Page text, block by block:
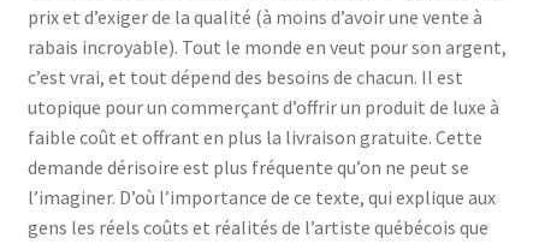
prix et d’exiger de la qualité (à moins d’avoir une vente à
rabais incroyable). Tout le monde en veut pour son argent,
c’est vrai, et tout dépend des besoins de chacun. Il est
utopique pour un commerçant d’offrir un produit de luxe à
faible coût et offrant en plus la livraison gratuite. Cette
demande dérisoire est plus fréquente qu’on ne peut se
l’imaginer. D’où l’importance de ce texte, qui explique aux
gens les réels coûts et réalités de l’artiste québécois que